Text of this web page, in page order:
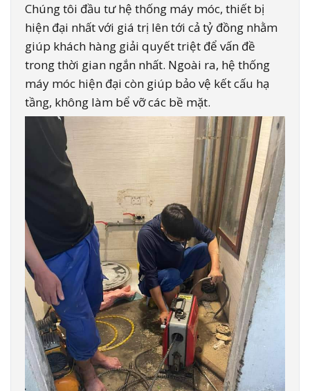
Chúng tôi đầu tư hệ thống máy móc, thiết bị
hiện đại nhất với giá trị lên tới cả tỷ đồng nhằm
giúp khách hàng giải quyết triệt để vấn đề
trong thời gian ngắn nhất. Ngoài ra, hệ thống
máy móc hiện đại còn giúp bảo vệ kết cấu hạ
tầng, không làm bể vỡ các bề mặt.